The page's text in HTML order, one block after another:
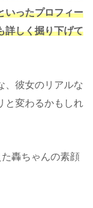
いったプロフィー
詳しく掘り下げて
、彼女のリアルな
と変わるかもしれ
轟ちゃんの素顔